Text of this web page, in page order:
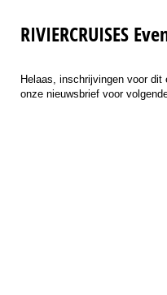
RIVIERCRUISES
Helaas, inschrijvingen voor
onze nieuwsbrief voor